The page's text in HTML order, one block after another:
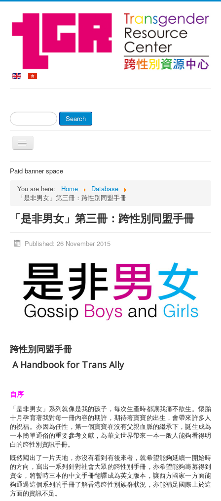
Search
...
Search
Toggle
Home
About Us
Online Shop & Payment
Counseling Service
Media Library
Trans Social Platform
Donors
Paid banner space
You are here:
Home
Database
「是非男女」第三冊：跨性別同盟手冊
「是非男女」第三冊：跨性別同盟手冊
Published: 26 November 2015
跨性別同盟手冊
A Handbook for Trans Ally
自序
「是非男女」系列就像是我的孩子，每次生產時都讓我痛不欲生。懷胎
十月孕育著我對每一冊內容的期許，期待著寶寶的出生，會帶來許多人
的祝福。亦因為任性，第一個寶寶在沒有父親血脈的繼承下，誕生成為
一本簡單通俗的重要參考文獻，為華文世界帶來一本一般人能夠看得明
白的跨性別資訊手冊。
既然闖出了一片天地，亦沒有看到有後來者，就希望能夠延續一開始時
的方向，寫出一系列針對社會大眾的跨性別手冊，亦希望能夠籌募得到
資金，將暫時三本的中文手冊翻譯成為英文版本，讓西方國家一方面能
夠通過這個系列的手冊了解香港跨性別族群狀況，亦能補足國際上於這
方面的資訊不足。